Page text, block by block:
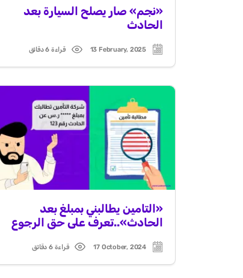
«نجم» صار يصلح السيارة بعد
الحادث
Post
date
13 February, 2025
Read
time
قراءة 6 دقائق
«التامين يطالبني بمبلغ بعد
الحادث»..تعرف على حق الرجوع
Post
date
17 October, 2024
Read
time
قراءة 6 دقائق